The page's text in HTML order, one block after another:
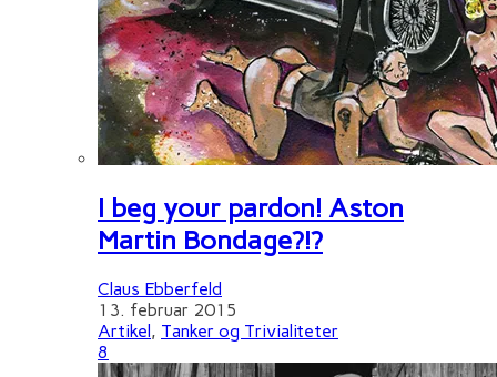
I beg your pardon! Aston
Martin Bondage?!?
Claus Ebberfeld
13. februar 2015
Artikel, Tanker og Trivialiteter
8